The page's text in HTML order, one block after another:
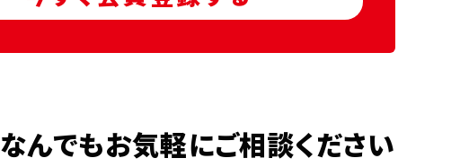
なんでもお気軽にご相談ください